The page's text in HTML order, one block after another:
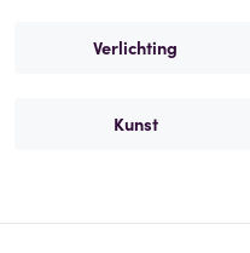
Verlichting
Kunst